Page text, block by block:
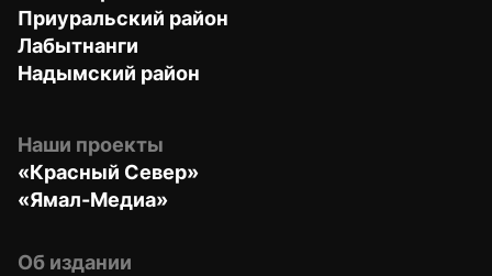
Приуральский район
Лабытнанги
Надымский район
Наши проекты
«Красный Север»
«Ямал-Медиа»
Об издании